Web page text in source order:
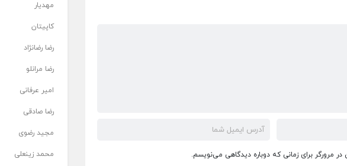
مرورگر برای زمانی که دوباره دیدگاهی می‌نویسم.
مهدیار
کاپیتان
رضا رضانژاد
رضا مرانلو
امیر عرفانی
رضا صادقی
مجید رضوی
محمد زینعلی